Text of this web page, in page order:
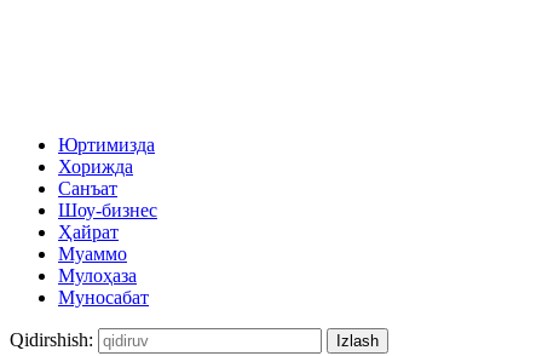
Юртимизда
Хорижда
Санъат
Шоу-бизнес
Ҳайрат
Муаммо
Мулоҳаза
Муносабат
Qidirshish: